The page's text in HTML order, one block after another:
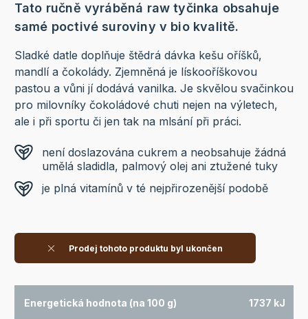
Tato ručně vyráběná raw tyčinka obsahuje
samé poctivé suroviny v bio kvalitě.
Sladké datle doplňuje štědrá dávka kešu oříšků,
mandlí a čokolády. Zjemněná je lískooříškovou
pastou a vůni jí dodává vanilka. Je skvělou svačinkou
pro milovníky čokoládové chuti nejen na výletech,
ale i při sportu či jen tak na mlsání při práci.
není doslazována cukrem a neobsahuje žádná
umělá sladidla, palmový olej ani ztužené tuky
je plná vitamínů v té nejpřirozenější podobě
Prodej tohoto produktu byl ukončen
Energetická hodnota (na 100 g) 1737 kJ